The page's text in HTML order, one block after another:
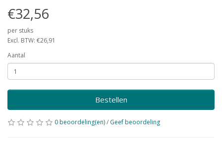
€32,56
per stuks
Excl. BTW: €26,91
Aantal
Bestellen
0 beoordeling(en)/ Geef beoordeling